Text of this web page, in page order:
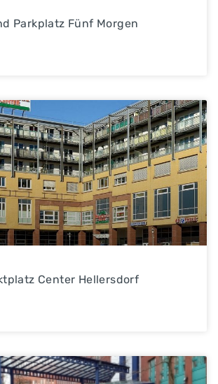
Parkplatz Fünf Morgen
Center Hellersdorf